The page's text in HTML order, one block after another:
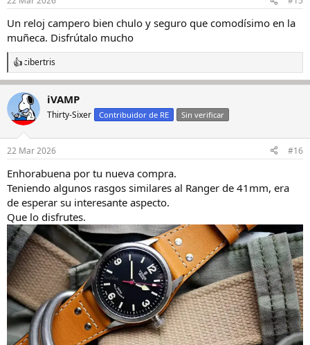
e
:
Un reloj campero bien chulo y seguro que comodísimo en la
muñeca. Disfrútalo mucho
R
e
c
c
i
e
:
cibertris
iVAMP
Thirty-Sixer Contribuidor de RE Sin verificar
22 Mar 2026 #16
Enhorabuena por tu nueva compra.
Teniendo algunos rasgos similares al Ranger de 41mm, era
de esperar su interesante aspecto.
Que lo disfrutes.